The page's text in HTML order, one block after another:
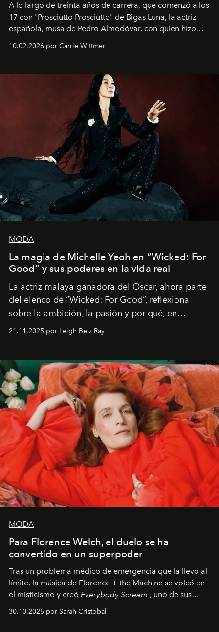
A lo largo de treinta años de carrera, que comenzó a los
17 con "Prosciutto Prosciutto" de Bigas Luna, la actriz
española, musa de Pedro Almodóvar, con quien hizo
Barcelona", ha dividido su tiempo entre Europa y
dirigida por Maggie Gyllenhaal.
10.02.2026 por Carrie Wittmer
MODA
La magia de Michelle Yeoh en “Wicked: For
Good” y sus poderes en la vida real
La actriz malaya ganadora del Oscar, ahora parte
del elenco de “Wicked: For Good”, reflexiona
sobre la ambición, la pasión y por qué, en
ocasiones, la introspección puede esperar. “Es
importa si no lo entienden’”, confiesa.
21.11.2025 por Leigh Belz Ray
MODA
Para Florence Welch, el duelo se ha
convertido en un superpoder
Tras un problema médico de emergencia que la llevó al
límite, la música de Florence + the Machine se volcó en
el misticismo y creó Everybody Scream , uno de sus
álbumes más profundos hasta la fecha.
30.10.2025 por Sarah Cristobal